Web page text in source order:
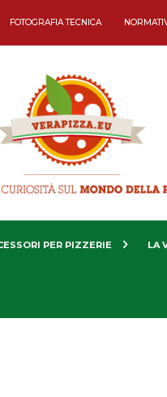
FOTOGRAFIA TECNICA
PER PIZZERIE LA